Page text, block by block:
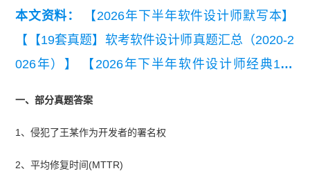
本文资料：
【2026年下半年软件设计师默写本】
【【19套真题】软考软件设计师真题汇总（2020-2
026年）】
【2026年下半年软件设计师经典100
6年下半年软件设计师知识点集锦】
软件设计师综合知识真题及答案(完整版)】
一、部分真题答案
1、侵犯了王某作为开发者的署名权
2、平均修复时间(MTTR)